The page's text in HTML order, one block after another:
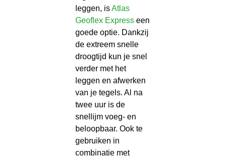
leggen, isAtlas
Geoflex Express een
goede optie. Dankzij
de extreem snelle
droogtijd kun je snel
verder met het
leggen en afwerken
van je tegels. Al na
twee uur is de
snellijm voeg- en
beloopbaar. Ook te
gebruiken in
combinatie met